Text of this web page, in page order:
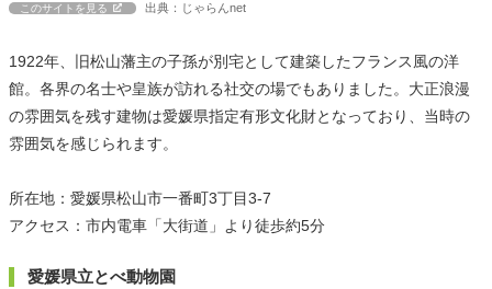
このサイトを見る 出典：じゃらんnet
1922年、旧松山藩主の子孫が別宅として建築したフランス風の洋
館。各界の名士や皇族が訪れる社交の場でもありました。大正浪漫
の雰囲気を残す建物は愛媛県指定有形文化財となっており、当時の
雰囲気を感じられます。
所在地：愛媛県松山市一番町3丁目3-7
アクセス：市内電車「大街道」より徒歩約5分
愛媛県立とべ動物園